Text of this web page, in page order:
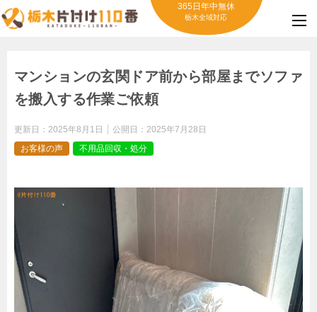
365日年中無休
栃木全域対応
マンションの玄関ドア前から部屋までソファ
を搬入する作業ご依頼
更新日： 2025年8月1日 公開日： 2025年7月28日
お客様の声
不用品回収・処分